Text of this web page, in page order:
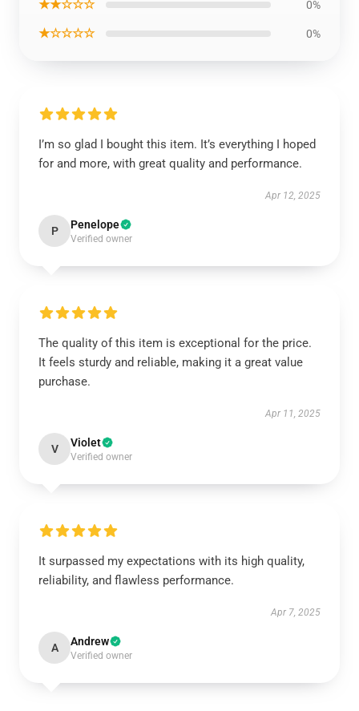
★★☆☆☆ 0%
★☆☆☆☆ 0%
I’m so glad I bought this item. It’s everything I hoped
for and more, with great quality and performance.
Apr 12, 2025
P Penelope
Verified owner
The quality of this item is exceptional for the price.
It feels sturdy and reliable, making it a great value
purchase.
Apr 11, 2025
V Violet
Verified owner
It surpassed my expectations with its high quality,
reliability, and flawless performance.
Apr 7, 2025
A Andrew
Verified owner